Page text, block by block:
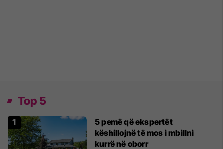
Top 5
5 pemë që ekspertët
këshillojnë të mos i mbillni
kurrë në oborr